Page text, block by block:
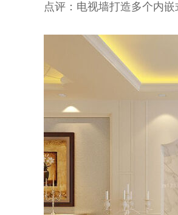
点评：电视墙打造多个内